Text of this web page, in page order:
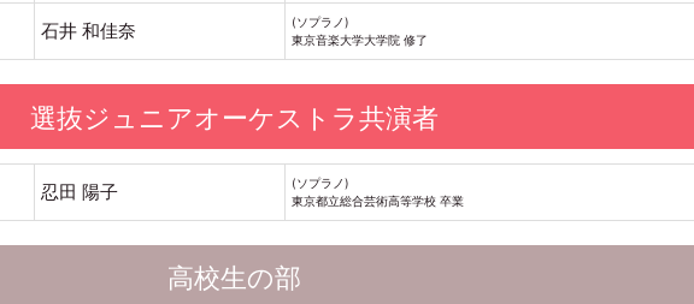
石井 和佳奈
(ソプラノ)
東京音楽大学大学院 修了
選抜ジュニアオーケストラ共演者
忍田 陽子
(ソプラノ)
東京都立総合芸術高等学校 卒業
高校生の部